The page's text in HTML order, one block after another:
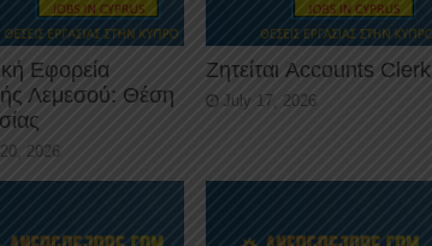
Εφορεία
Λεμεσού: Θέση
2026
Ζητείται Accounts Clerk
July 17, 2026